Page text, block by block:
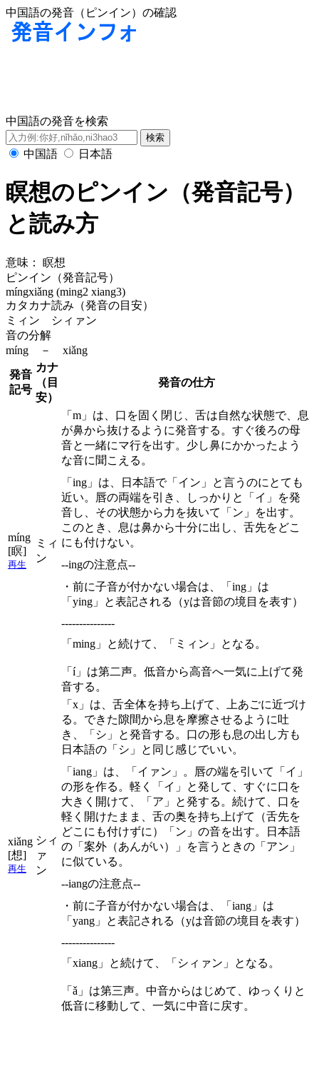
中国語の発音（ピンイン）の確認
中国語の発音を検索
中国語 日本語
瞑想のピンイン（発音記号）
と読み方
意味：
瞑想
ピンイン（発音記号）
míngxiǎng (ming2 xiang3)
カタカナ読み（発音の目安）
ミィン シィァン
音の分解
míng － xiǎng
発音
記号
カナ
（目
安）
発音の仕方
míng
[瞑]
再生
ミィ
ン
「m」は、口を固く閉じ、舌は自然な状態で、息
が鼻から抜けるように発音する。すぐ後ろの母
音と一緒にマ行を出す。少し鼻にかかったよう
な音に聞こえる。
「ing」は、日本語で「イン」と言うのにとても
近い。唇の両端を引き、しっかりと「イ」を発
音し、その状態から力を抜いて「ン」を出す。
このとき、息は鼻から十分に出し、舌先をどこ
にも付けない。
--ingの注意点--
・前に子音が付かない場合は、「ing」は
「ying」と表記される（yは音節の境目を表す）
---------------
「ming」と続けて、「ミィン」となる。
「í」は第二声。低音から高音へ一気に上げて発
音する。
xiǎng
[想]
再生
シィ
ァ
ン
「x」は、舌全体を持ち上げて、上あごに近づけ
る。できた隙間から息を摩擦させるように吐
き、「シ」と発音する。口の形も息の出し方も
日本語の「シ」と同じ感じでいい。
「iang」は、「イァン」。唇の端を引いて「イ」
の形を作る。軽く「イ」と発して、すぐに口を
大きく開けて、「ア」と発する。続けて、口を
軽く開けたまま、舌の奥を持ち上げて（舌先を
どこにも付けずに）「ン」の音を出す。日本語
の「案外（あんがい）」を言うときの「アン」
に似ている。
--iangの注意点--
・前に子音が付かない場合は、「iang」は
「yang」と表記される（yは音節の境目を表す）
---------------
「xiang」と続けて、「シィァン」となる。
「ǎ」は第三声。中音からはじめて、ゆっくりと
低音に移動して、一気に中音に戻す。